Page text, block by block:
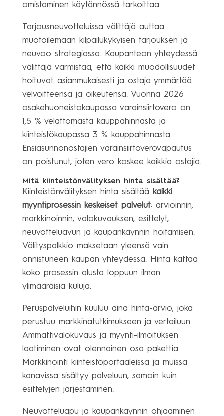
omistaminen käytännössä tarkoittaa.
Tarjousneuvotteluissa välittäjä auttaa
muotoilemaan kilpailukykyisen tarjouksen ja
neuvoo strategiassa. Kaupanteon yhteydessä
välittäjä varmistaa, että kaikki muodollisuudet
hoituvat asianmukaisesti ja ostaja ymmärtää
velvoitteensa ja oikeutensa. Vuonna 2026
osakehuoneistokaupassa varainsiirtovero on
1,5 % velattomasta kauppahinnasta ja
kiinteistökaupassa 3 % kauppahinnasta.
Ensiasunnonostajien varainsiirtoverovapautus
on poistunut, joten vero koskee kaikkia ostajia.
Mitä kiinteistönvälityksen hinta sisältää?
Kiinteistönvälityksen hinta sisältää kaikki
myyntiprosessin keskeiset palvelut: arvioinnin,
markkinoinnin, valokuvauksen, esittelyt,
neuvotteluavun ja kaupankäynnin hoitamisen.
Välityspalkkio maksetaan yleensä vain
onnistuneen kaupan yhteydessä. Hinta kattaa
koko prosessin alusta loppuun ilman
ylimääräisiä kuluja.
Peruspalveluihin kuuluu aina hinta-arvio, joka
perustuu markkinatutkimukseen ja vertailuun.
Ammattivalokuvaus ja myynti-ilmoituksen
laatiminen ovat olennainen osa pakettia.
Markkinointi kiinteistöportaaleissa ja muissa
kanavissa sisältyy palveluun, samoin kuin
esittelyjen järjestäminen.
Neuvotteluapu ja kaupankäynnin ohjaaminen